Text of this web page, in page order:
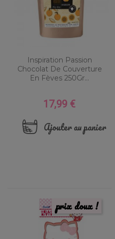
Inspiration Passion
Chocolat De Couverture
En Fèves 250Gr...
Prix
17,99 €
Ajouter au panier
prix doux !